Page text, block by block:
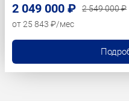
2 049 000 ₽
2 549 000 ₽
от 25 843 ₽/мес